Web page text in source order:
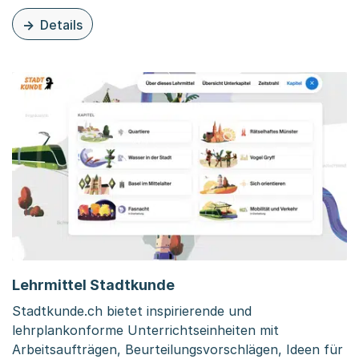
Details
zu dieser Organisationsseite: Newsletter Weiterbildung
Lehrmittel Stadtkunde
Stadtkunde.ch bietet inspirierende und
lehrplankonforme Unterrichtseinheiten mit
Arbeitsaufträgen, Beurteilungsvorschlägen, Ideen für